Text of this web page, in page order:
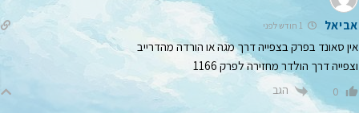
אביאל
אין סאונד בפרק בצפייה דרך מגה או הורדה מהדרייב
וצפייה דרך הולדר מחזירה לפרק 1166
0 הגב